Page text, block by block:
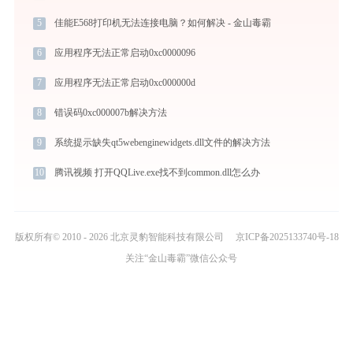
5 佳能E568打印机无法连接电脑？如何解决 - 金山毒霸
6 应用程序无法正常启动0xc0000096
7 应用程序无法正常启动0xc000000d
8 错误码0xc000007b解决方法
9 系统提示缺失qt5webenginewidgets.dll文件的解决方法
10 腾讯视频 打开QQLive.exe找不到common.dll怎么办
版权所有© 2010 - 2026 北京灵豹智能科技有限公司
京ICP备2025133740号-18
关注“金山毒霸”微信公众号